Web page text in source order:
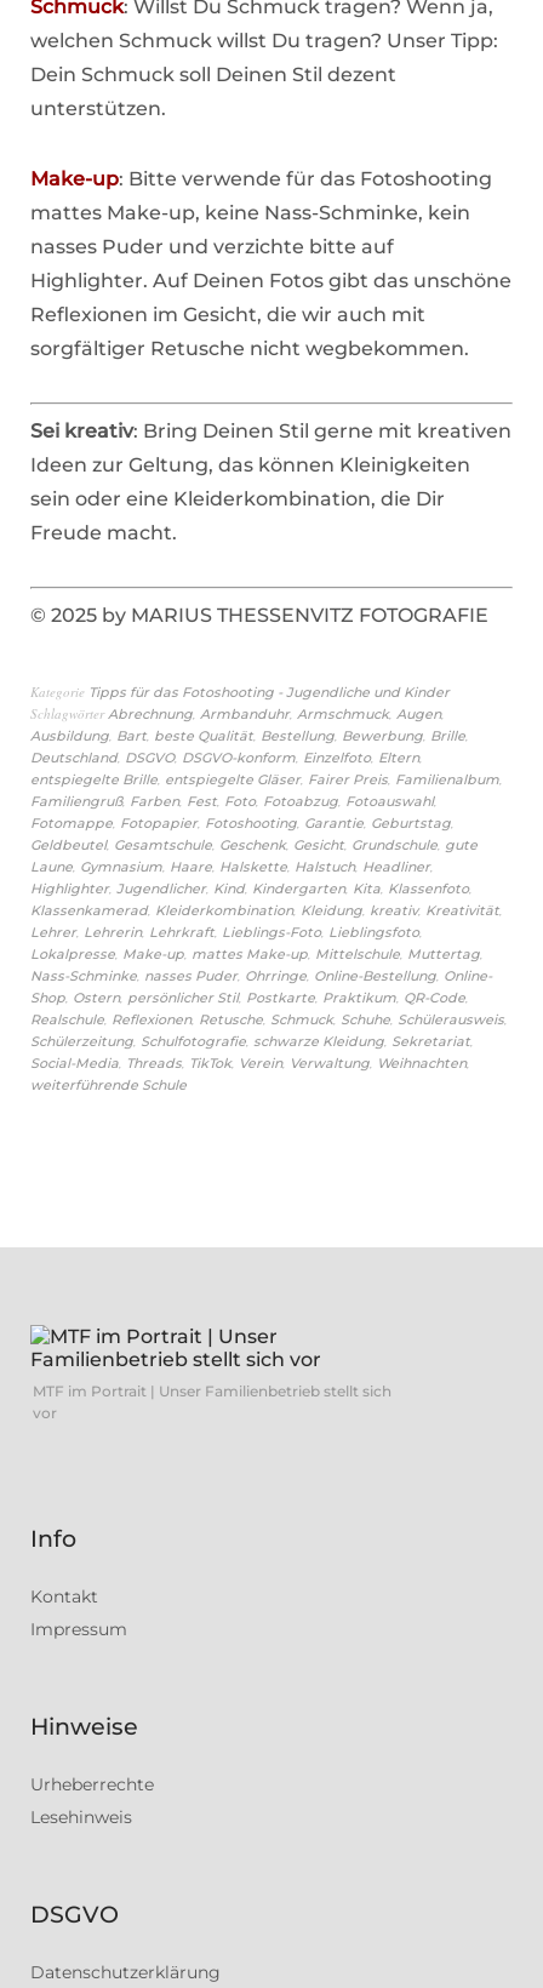
Schmuck: Willst Du Schmuck tragen? Wenn ja,
welchen Schmuck willst Du tragen? Unser Tipp:
Dein Schmuck soll Deinen Stil dezent
unterstützen.
Make-up: Bitte verwende für das Fotoshooting
mattes Make-up, keine Nass-Schminke, kein
nasses Puder und verzichte bitte auf
Highlighter. Auf Deinen Fotos gibt das unschöne
Reflexionen im Gesicht, die wir auch mit
sorgfältiger Retusche nicht wegbekommen.
Sei kreativ: Bring Deinen Stil gerne mit kreativen
Ideen zur Geltung, das können Kleinigkeiten
sein oder eine Kleiderkombination, die Dir
Freude macht.
© 2025 by MARIUS THESSENVITZ FOTOGRAFIE
Kategorie Tipps für das Fotoshooting - Jugendliche und Kinder
Schlagwörter Abrechnung Armbanduhr, Armschmuck, Augen,
Ausbildung Bart beste Qualität Bestellung Bewerbung Brille
Deutschland, DSGVO, DSGVO-konform Einzelfoto, Eltern,
entspiegelte Brille entspiegelte Gläser, Fairer Preis Familienalbum
Familiengruß, Farben, Fest Foto, Fotoabzug Fotoauswahl,
Fotomappe Fotopapier, Fotoshooting Garantie Geburtstag
Geldbeutel, Gesamtschule Geschenk, Gesicht Grundschule gute
Laune Gymnasium Haare Halskette Halstuch, Headliner,
Highlighter, Jugendlicher, Kind, Kindergarten, Kita Klassenfoto,
Klassenkamerad, Kleiderkombination, Kleidung kreativ, Kreativität
Lehrer, Lehrerin, Lehrkraft Lieblings-Foto, Lieblingsfoto,
Lokalpresse Make-up mattes Make-up Mittelschule Muttertag
Nass-Schminke nasses Puder, Ohrringe Online-Bestellung Online-
Shop Ostern, persönlicher Stil, Postkarte Praktikum QR-Code
Realschule Reflexionen, Retusche Schmuck, Schuhe Schülerausweis
Schülerzeitung Schulfotografie schwarze Kleidung Sekretariat
Social-Media Threads TikTok, Verein, Verwaltung Weihnachten,
weiterführende Schule
MTF im Portrait | Unser Familienbetrieb stellt sich
vor
Info
Kontakt
Impressum
Hinweise
Urheberrechte
Lesehinweis
DSGVO
Datenschutzerklärung